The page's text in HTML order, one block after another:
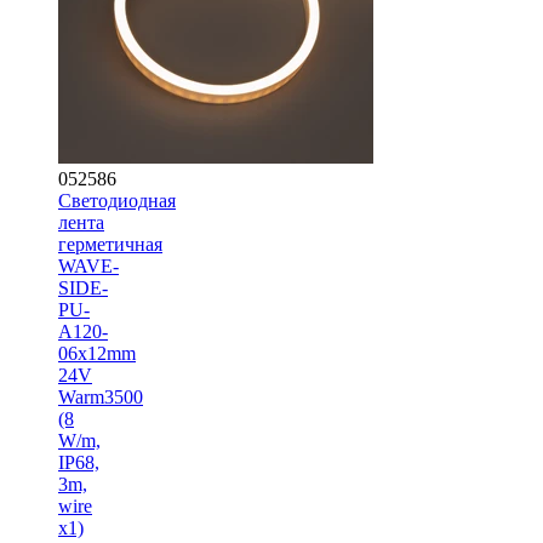
052586
Светодиодная
лента
герметичная
WAVE-
SIDE-
PU-
A120-
06x12mm
24V
Warm3500
(8
W/m,
IP68,
3m,
wire
x1)